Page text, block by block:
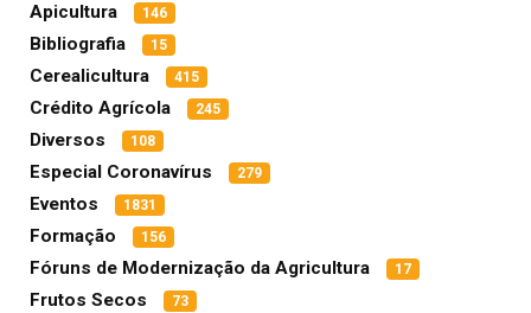
Apicultura 146
Bibliografia 15
Cerealicultura 415
Crédito Agrícola 245
Diversos 108
Especial Coronavírus 279
Eventos 1831
Formação 156
Fóruns de Modernização da Agricultura 17
Frutos Secos 73